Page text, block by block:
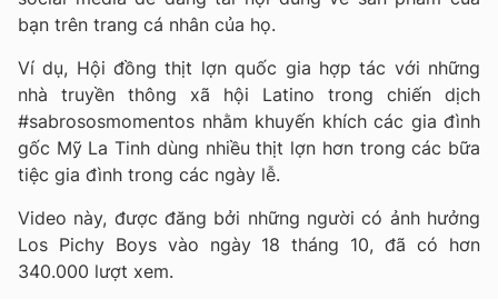
bạn trên trang cá nhân của họ.
Ví dụ, Hội đồng thịt lợn quốc gia hợp tác với những
nhà truyền thông xã hội Latino trong chiến dịch
#sabrososmomentos nhằm khuyến khích các gia đình
gốc Mỹ La Tinh dùng nhiều thịt lợn hơn trong các bữa
tiệc gia đình trong các ngày lễ.
Video này, được đăng bởi những người có ảnh hưởng
Los Pichy Boys vào ngày 18 tháng 10, đã có hơn
340.000 lượt xem.